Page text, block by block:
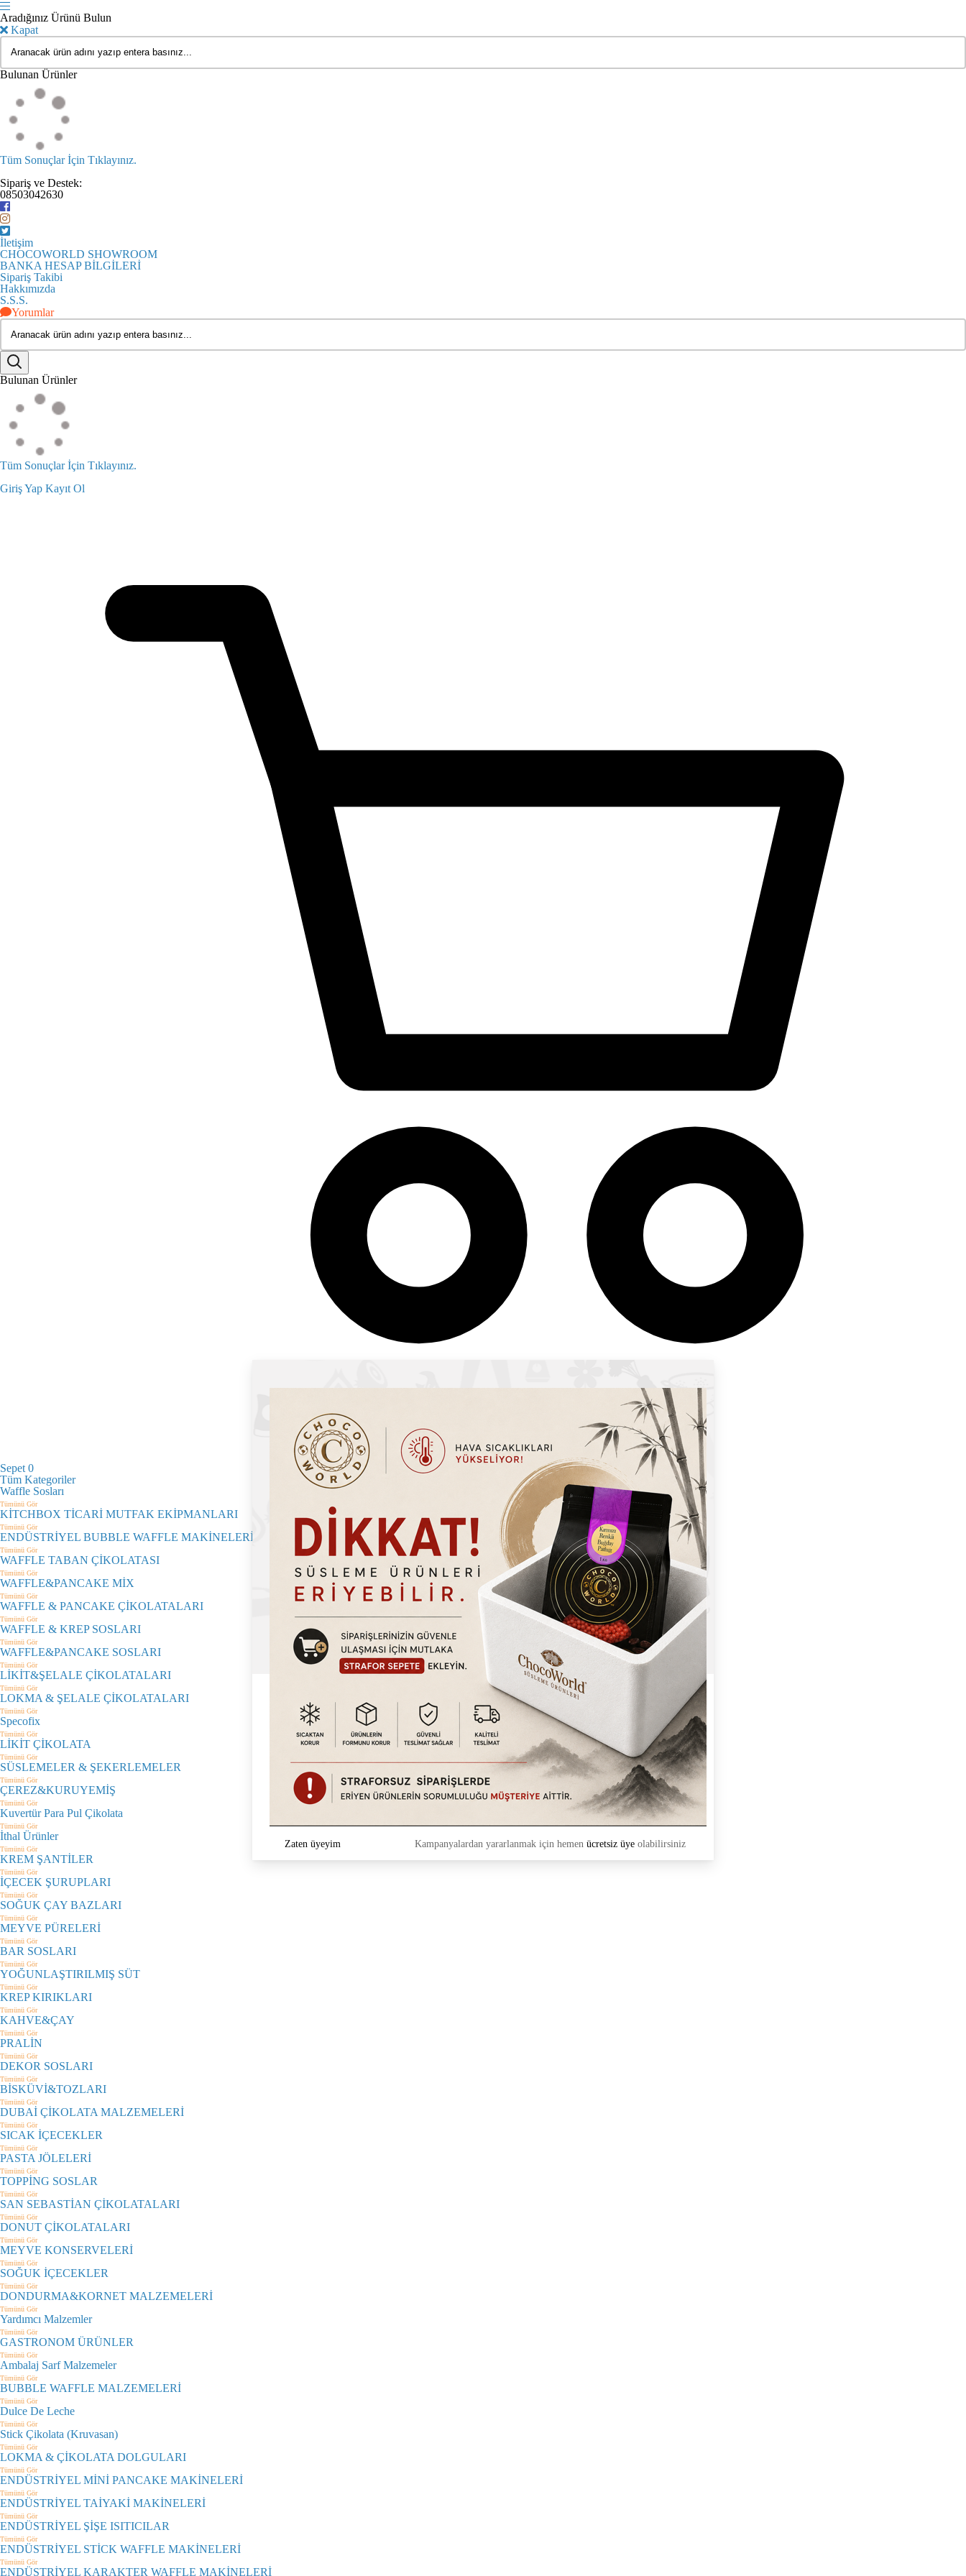
Aradığınız Ürünü Bulun
Kapat
Bulunan Ürünler
Tüm Sonuçlar İçin Tıklayınız.
Sipariş ve Destek:
08503042630
İletişim
CHOCOWORLD SHOWROOM
BANKA HESAP BİLGİLERİ
Sipariş Takibi
Hakkımızda
S.S.S.
Yorumlar
Bulunan Ürünler
Tüm Sonuçlar İçin Tıklayınız.
Giriş Yap Kayıt Ol
Sepet 0
Tüm Kategoriler
Waffle Sosları
Tümünü Gör
KİTCHBOX TİCARİ MUTFAK EKİPMANLARI
Tümünü Gör
ENDÜSTRİYEL BUBBLE WAFFLE MAKİNELERİ
Tümünü Gör
WAFFLE TABAN ÇİKOLATASI
Tümünü Gör
WAFFLE&PANCAKE MİX
Tümünü Gör
WAFFLE & PANCAKE ÇİKOLATALARI
Tümünü Gör
WAFFLE & KREP SOSLARI
Tümünü Gör
WAFFLE&PANCAKE SOSLARI
Tümünü Gör
LİKİT&ŞELALE ÇİKOLATALARI
Tümünü Gör
LOKMA & ŞELALE ÇİKOLATALARI
Tümünü Gör
Specofix
Tümünü Gör
LİKİT ÇİKOLATA
Tümünü Gör
SÜSLEMELER & ŞEKERLEMELER
Tümünü Gör
ÇEREZ&KURUYEMİŞ
Tümünü Gör
Kuvertür Para Pul Çikolata
Tümünü Gör
İthal Ürünler
Tümünü Gör
KREM ŞANTİLER
Tümünü Gör
İÇECEK ŞURUPLARI
Tümünü Gör
SOĞUK ÇAY BAZLARI
Tümünü Gör
MEYVE PÜRELERİ
Tümünü Gör
BAR SOSLARI
Tümünü Gör
YOĞUNLAŞTIRILMIŞ SÜT
Tümünü Gör
KREP KIRIKLARI
Tümünü Gör
KAHVE&ÇAY
Tümünü Gör
PRALİN
Tümünü Gör
DEKOR SOSLARI
Tümünü Gör
BİSKÜVİ&TOZLARI
Tümünü Gör
DUBAİ ÇİKOLATA MALZEMELERİ
Tümünü Gör
SICAK İÇECEKLER
Tümünü Gör
PASTA JÖLELERİ
Tümünü Gör
TOPPİNG SOSLAR
Tümünü Gör
SAN SEBASTİAN ÇİKOLATALARI
Tümünü Gör
DONUT ÇİKOLATALARI
Tümünü Gör
MEYVE KONSERVELERİ
Tümünü Gör
SOĞUK İÇECEKLER
Tümünü Gör
DONDURMA&KORNET MALZEMELERİ
Tümünü Gör
Yardımcı Malzemler
Tümünü Gör
GASTRONOM ÜRÜNLER
Tümünü Gör
Ambalaj Sarf Malzemeler
Tümünü Gör
BUBBLE WAFFLE MALZEMELERİ
Tümünü Gör
Dulce De Leche
Tümünü Gör
Stick Çikolata (Kruvasan)
Tümünü Gör
LOKMA & ÇİKOLATA DOLGULARI
Tümünü Gör
ENDÜSTRİYEL MİNİ PANCAKE MAKİNELERİ
Tümünü Gör
ENDÜSTRİYEL TAİYAKİ MAKİNELERİ
Tümünü Gör
ENDÜSTRİYEL ŞİŞE ISITICILAR
Tümünü Gör
ENDÜSTRİYEL STİCK WAFFLE MAKİNELERİ
Tümünü Gör
ENDÜSTRİYEL KARAKTER WAFFLE MAKİNELERİ
Kampanyalardan yararlanmak için hemen ücretsiz üye olabilirsiniz
Zaten üyeyim